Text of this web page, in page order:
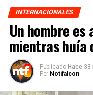
INTERNACIONALES
Un hombre es
mientras huía
Publicado Hace 33
Por Notifalcon